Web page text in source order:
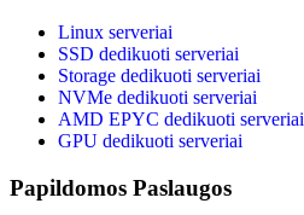
Linux serveriai
SSD dedikuoti serveriai
Storage dedikuoti serveriai
NVMe dedikuoti serveriai
AMD EPYC dedikuoti serveriai
GPU dedikuoti serveriai
Papildomos Paslaugos